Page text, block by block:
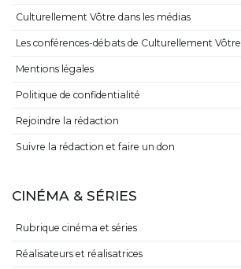
Culturellement Vôtre dans les médias
Les conférences-débats de Culturellement Vôtre
Mentions légales
Politique de confidentialité
Rejoindre la rédaction
Suivre la rédaction et faire un don
CINÉMA & SÉRIES
Rubrique cinéma et séries
Réalisateurs et réalisatrices